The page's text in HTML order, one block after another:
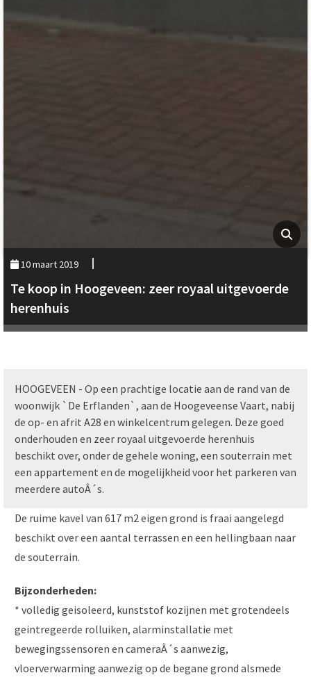
10 maart 2019
Te koop in Hoogeveen: zeer royaal uitgevoerde
herenhuis
HOOGEVEEN - Op een prachtige locatie aan de rand van de
woonwijk `De Erflanden`, aan de Hoogeveense Vaart, nabij
de op- en afrit A28 en winkelcentrum gelegen. Deze goed
onderhouden en zeer royaal uitgevoerde herenhuis
beschikt over, onder de gehele woning, een souterrain met
een appartement en de mogelijkheid voor het parkeren van
meerdere autoÂ´s.
De ruime kavel van 617 m2 eigen grond is fraai aangelegd
beschikt over een aantal terrassen en een hellingbaan naar
de souterrain.
Bijzonderheden:
* volledig geisoleerd, kunststof kozijnen met grotendeels
geintregeerde rolluiken, alarminstallatie met
bewegingssensoren en cameraÂ´s aanwezig,
vloerverwarming aanwezig op de begane grond alsmede